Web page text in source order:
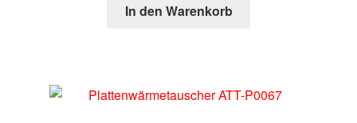
In den Warenkorb